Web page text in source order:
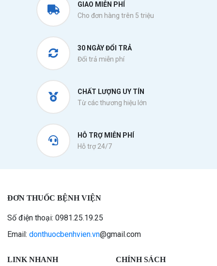
GIAO MIỄN PHÍ
Cho đơn hàng trên 5 triệu
30 NGÀY ĐỔI TRẢ
Đổi trả miễn phí
CHẤT LƯỢNG UY TÍN
Từ các thương hiệu lớn
HỖ TRỢ MIỄN PHÍ
Hỗ trợ 24/7
ĐƠN THUỐC BỆNH VIỆN
Số điện thoại: 0981.25.19.25
Email: donthuocbenhvien.vn@gmail.com
LINK NHANH CHÍNH SÁCH